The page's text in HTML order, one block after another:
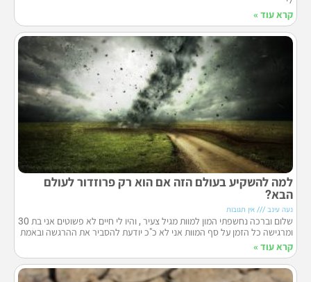
קרא עוד »
למה להשקיע בעולם הזה אם הוא רק פרוזדור לעולם
הבא?
נעה עינב אין תגובות
שלום וברכה נחשפתי המון למוות מגיל צעיר , והיו לי חיים לא פשוטים אני בת 30
ומרגישה כל הזמן על סף המוות אני לא כ"כ יודעת להסביר את ההרגשה ובאמת
קרא עוד »